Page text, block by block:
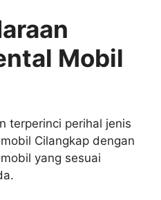
Mobil
terperinci perihal jenis
Cilangkap dengan
yang sesuai